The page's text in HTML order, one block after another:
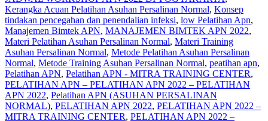
Kerangka Acuan Pelatihan Asuhan Persalinan Normal, Konsep
tindakan pencegahan dan penendalian infeksi, low Pelatihan Apn,
Manajemen Bimtek APN, MANAJEMEN BIMTEK APN 2022,
Materi Pelatihan Asuhan Persalinan Normal, Materi Training
Asuhan Persalinan Normal, Metode Pelatihan Asuhan Persalinan
Normal, Metode Training Asuhan Persalinan Normal, peatihan apn,
Pelatihan APN, Pelatihan APN - MITRA TRAINING CENTER,
PELATIHAN APN – PELATIHAN APN 2022 – PELATIHAN
APN 2022, Pelatihan APN (ASUHAN PERSALINAN
NORMAL), PELATIHAN APN 2022, PELATIHAN APN 2022 –
MITRA TRAINING CENTER, PELATIHAN APN 2022 –